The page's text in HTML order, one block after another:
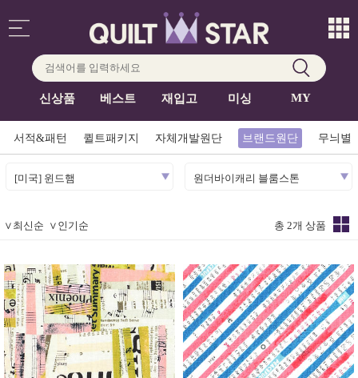
신상품 베스트 재입고 미싱 MY
서적&패턴 퀼트패키지 자체개발원단 브랜드원단 무늬별
[미국] 윈드햄 원더바이캐리 블룸스톤
총 2개 상품
∨ 최신순 ∨ 인기순